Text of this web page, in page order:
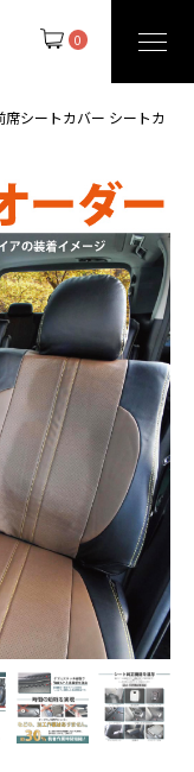
0
シートカバー シートカ